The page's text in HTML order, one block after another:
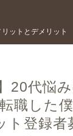
リットとデメリット
20代悩
職した
登録者